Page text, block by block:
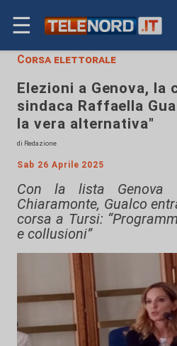
☰
Corsa elettorale
Elezioni a Genova, la
sindaca Raffaella
la vera alternativa"
di Redazione
Sab 26 Aprile 2025
Con la lista Genova
Chiaramonte, Gualco
corsa a Tursi:
e collusioni”